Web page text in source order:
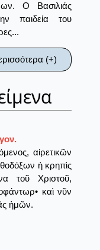
Ο Βασιλιάς
παιδεία του
(+)
αἱρετικῶν
ἡ κρηπὶς
τοῦ Χριστοῦ,
καὶ νῦν
ἠμῶν.